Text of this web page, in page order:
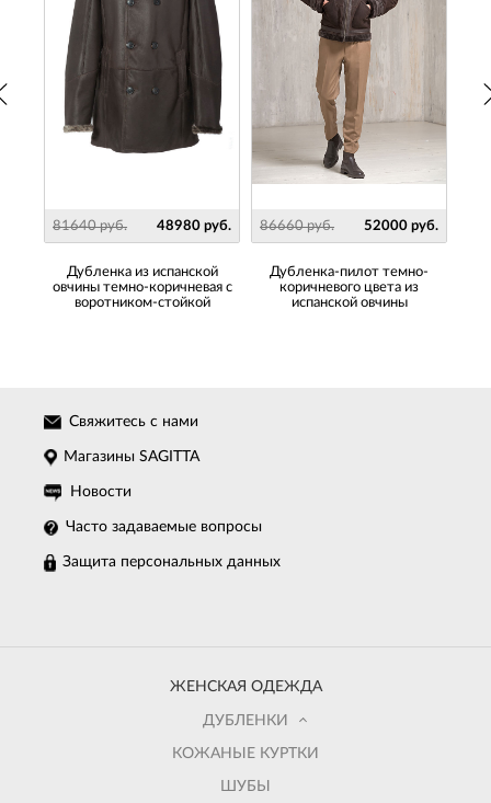
81640 руб. 48980 руб.
Дубленка из испанской
овчины темно-коричневая с
воротником-стойкой
86660 руб. 52000 руб.
Дубленка-пилот темно-
коричневого цвета из
испанской овчины
Свяжитесь с нами
Магазины SAGITTA
Новости
Часто задаваемые вопросы
Защита персональных данных
ЖЕНСКАЯ ОДЕЖДА
ДУБЛЕНКИ
КОЖАНЫЕ КУРТКИ
ШУБЫ